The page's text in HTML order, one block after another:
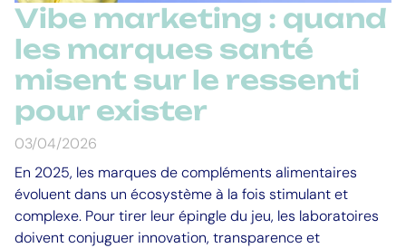
Vibe marketing : quand
les marques santé
misent sur le ressenti
pour exister
03/04/2026
En 2025, les marques de compléments alimentaires
évoluent dans un écosystème à la fois stimulant et
complexe. Pour tirer leur épingle du jeu, les laboratoires
doivent conjuguer innovation, transparence et